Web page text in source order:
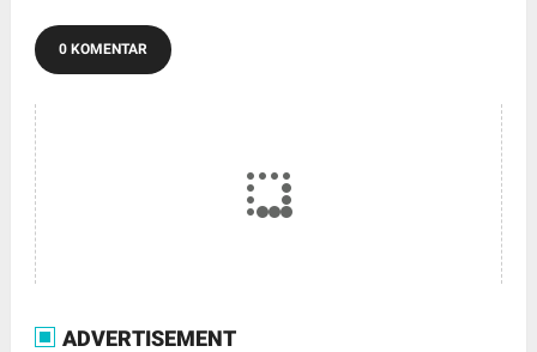
0 KOMENTAR
ADVERTISEMENT